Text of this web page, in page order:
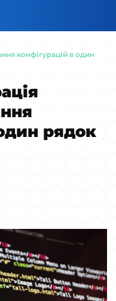
конфігурацій в один
рядок